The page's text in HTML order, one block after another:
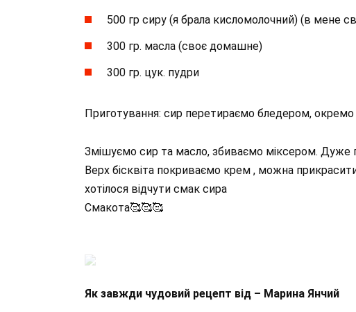
500 гр сиру (я брала кисломолочний) (в мене
300 гр. масла (своє домашне)
300 гр. цук. пудри
Приготування: сир перетираємо бледером,
Змішуємо сир та масло, збиваємо міксером. Дуже
Верх бісквіта покриваємо крем , можна
хотілося відчути смак сира
Смакота🥰🥰🥰
Як завжди чудовий рецепт від – Марина Янчий